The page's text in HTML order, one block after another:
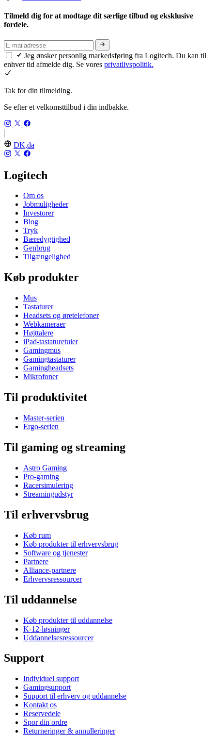
Tilmeld dig for at modtage dit særlige tilbud og eksklusive
fordele.
Jeg ønsker personlig markedsføring fra Logitech. Du kan til
enhver tid afmelde dig. Se vores privatlivspolitik.
Tak for din tilmelding.
Se efter et velkomsttilbud i din indbakke.
DK,da
Logitech
Om os
Jobmuligheder
Investorer
Blog
Tryk
Bæredygtighed
Genbrug
Tilgængelighed
Køb produkter
Mus
Tastaturer
Headsets og øretelefoner
Webkameraer
Højttalere
iPad-tastaturetuier
Gamingmus
Gamingtastaturer
Gamingheadsets
Mikrofoner
Til produktivitet
Master-serien
Ergo-serien
Til gaming og streaming
Astro Gaming
Pro-gaming
Racersimulering
Streamingudstyr
Til erhvervsbrug
Køb rum
Køb produkter til erhvervsbrug
Software og tjenester
Partnere
Alliance-partnere
Erhvervsressourcer
Til uddannelse
Køb produkter til uddannelse
K-12-løsninger
Uddannelsesressourcer
Support
Individuel support
Gamingsupport
Support til erhverv og uddannelse
Kontakt os
Reservedele
Spor din ordre
Returneringer & annulleringer